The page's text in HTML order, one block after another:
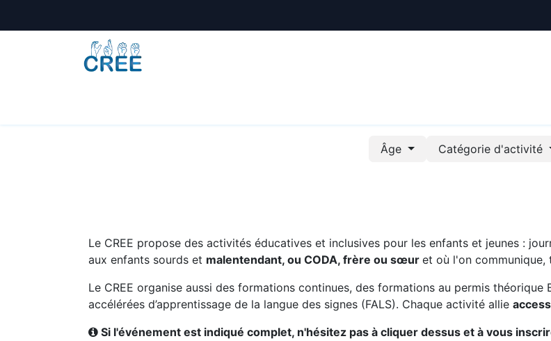
Âge Catégorie d'activité
Le CREE propose des activités éducatives et inclusives pour les enfants et jeunes :
aux enfants sourds et malentendant, ou CODA, frère ou sœur et où l'on communique,
Le CREE organise aussi des formations continues, des formations au permis
accélérées d’apprentissage de la langue des signes (FALS). Chaque activité allie
Si l'événement est indiqué complet, n'hésitez pas à cliquer dessus et à vous